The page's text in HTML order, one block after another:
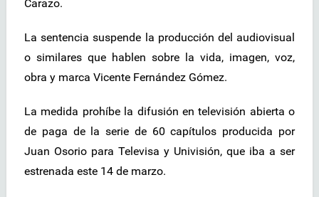
Carazo.
La sentencia suspende la producción del audiovisual
o similares que hablen sobre la vida, imagen, voz,
obra y marca Vicente Fernández Gómez.
La medida prohíbe la difusión en televisión abierta o
de paga de la serie de 60 capítulos producida por
Juan Osorio para Televisa y Univisión, que iba a ser
estrenada este 14 de marzo.